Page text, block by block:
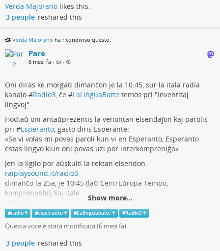
Verda Majorano likes this.
3 people reshared this
Verda Majorano ha ricondiviso questo.
Pare
6 mesi fa • •
Oni diras ke morgaŭ dimanĉon je la 10:45, sur la itala radia
kanalo #Radio3 , ĉe #LaLinguaBatte temos pri "inventitaj
lingvoj".
Hodiaŭ oni antaŭprezentis la venontan elsendaĵon kaj parolis
pri #Esperanto , gasto diris Esperante:
«Se vi volas mi povas paroli kun vi en Esperanto, Esperanto
estas lingvo kiun oni povas uzi por interkompreniĝo».
Jen la ligilo por aŭskulti la rektan elsendon:
raiplaysound.it/radio3
dimanĉo la 25a, je 10:45 (laŭ CentrEŭropa Tempo,
kompreneble), kaj itale.
Rai Radio 3 | Canale | RaiPlay Sound
Cultura, musica e approfondimenti. Segui la diretta di Rai Radio 3, scopri
Show more...
#radio #esperanto #Lalinguabatte #Radio3
Questa voce è stata modificata (6 mesi fa)
3 people reshared this